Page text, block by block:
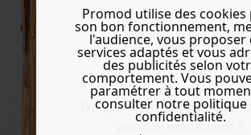
Do you want to be
www.promod.com ?
Promod utilise des cookies
son bon fonctionnement,
l'audience, vous proposer
services adaptés et vous
des publicités selon
comportement. Vous
paramétrer à tout
consulter notre politique
confidentialité.